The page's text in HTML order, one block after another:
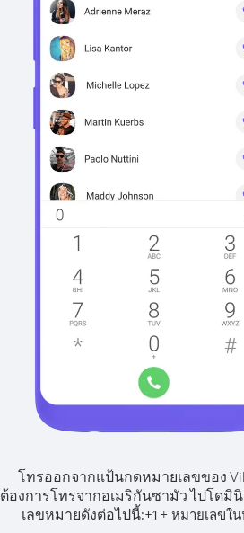
โทรออกจากแป้นกดหมายเลขของ
ต้องการโทรจากอเมริกันซามัว ไปโดมินิ
เลขหมายดังต่อไปนี้:+1 + หมายเลขใ